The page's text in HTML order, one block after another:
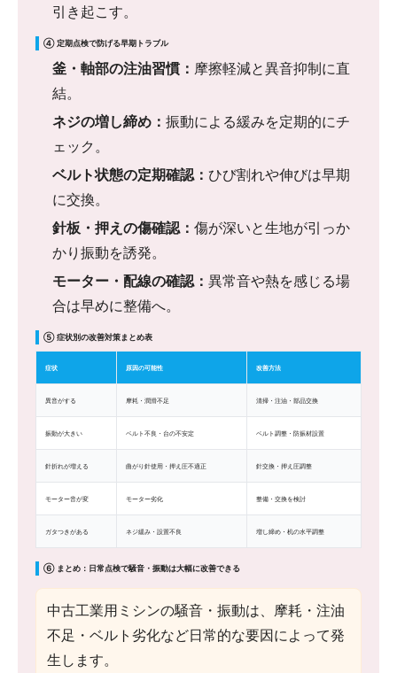
引き起こす。
④ 定期点検で防げる早期トラブル
釜・軸部の注油習慣： 摩擦軽減と異音抑制に直
結。
ネジの増し締め： 振動による緩みを定期的にチ
ェック。
ベルト状態の定期確認： ひび割れや伸びは早期
に交換。
針板・押えの傷確認： 傷が深いと生地が引っか
かり振動を誘発。
モーター・配線の確認： 異常音や熱を感じる場
合は早めに整備へ。
⑤ 症状別の改善対策まとめ表
症状 原因の可能性 改善方法
異音がする 摩耗・潤滑不足 清掃・注油・部品交換
振動が大きい ベルト不良・台の不安定 ベルト調整・防振材設置
針折れが増える 曲がり針使用・押え圧不適正 針交換・押え圧調整
モーター音が変 モーター劣化 整備・交換を検討
ガタつきがある ネジ緩み・設置不良 増し締め・机の水平調整
⑥ まとめ：日常点検で騒音・振動は大幅に改善できる
中古工業用ミシンの騒音・振動は、摩耗・注油
不足・ベルト劣化など日常的な要因によって発
生します。